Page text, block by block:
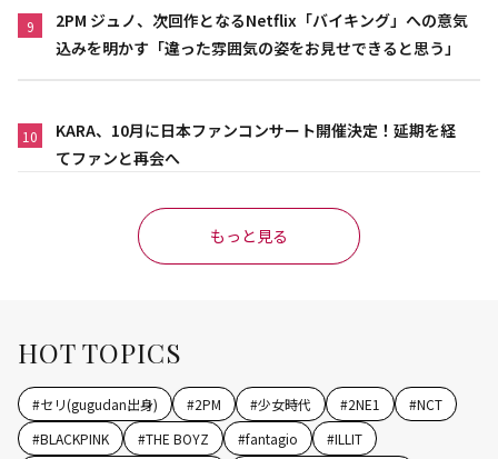
9
2PM ジュノ、次回作となるNetflix「バイキング」への意気
込みを明かす「違った雰囲気の姿をお見せできると思う」
10
KARA、10月に日本ファンコンサート開催決定！延期を経
てファンと再会へ
もっと見る
HOT TOPICS
#セリ(gugudan出身) #2PM #少女時代 #2NE1 #NCT
#BLACKPINK #THE BOYZ #fantagio #ILLIT